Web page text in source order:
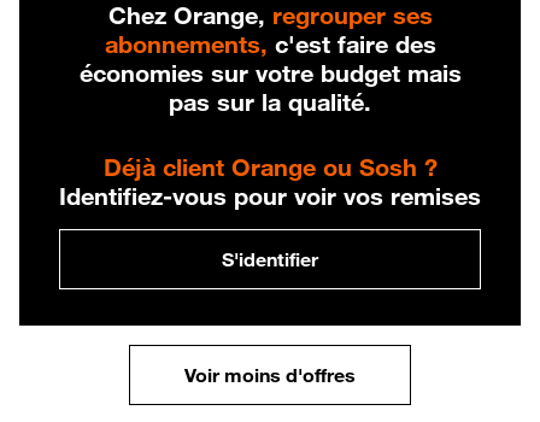
Chez Orange, regrouper ses
abonnements, c'est faire des
économies sur votre budget mais
pas sur la qualité.
Déjà client Orange ou Sosh ?
Identifiez-vous pour voir vos remises
S'identifier
Voir moins d'offres